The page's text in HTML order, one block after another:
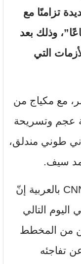
تزامنًا مع
وذلك بعد
التي
مع مكياج من
عجم وتسريحة
طوني مندلق،
سيف.
قال سيف في مقابلة مع موقع CNN بالعربية إنّ
التالي
من المخطط
تفاجئه